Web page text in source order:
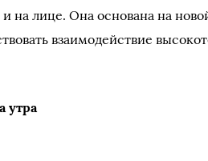
на лице. Она основана на
взаимодействие
утра